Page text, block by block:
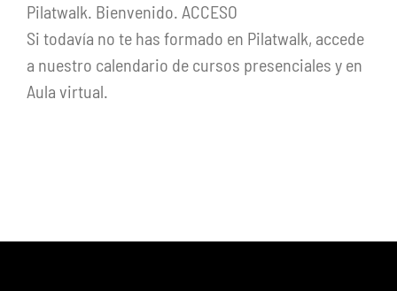
Pilatwalk. Bienvenido. ACCESO
Si todavía no te has formado en Pilatwalk, accede
a nuestro calendario de cursos presenciales y en
Aula virtual.